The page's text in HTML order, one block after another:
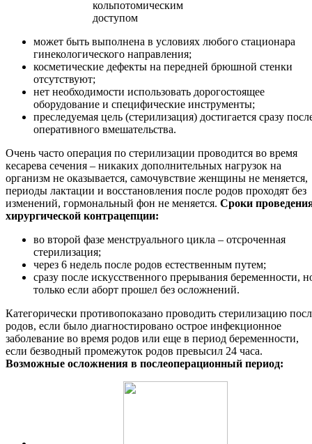
может быть выполнена в условиях любого стационара
гинекологического направления;
косметические дефекты на передней брюшной стенки
отсутствуют;
нет необходимости использовать дорогостоящее
оборудование и специфические инструменты;
преследуемая цель (стерилизация) достигается сразу
оперативного вмешательства.
Очень часто операция по стерилизации проводится во время
кесарева сечения – никаких дополнительных нагрузок на
организм не оказывается, самочувствие женщины не меняется,
периоды лактации и восстановления после родов проходят без
изменений, гормональный фон не меняется. Сроки
хирургической контрацепции:
во второй фазе менструального цикла – отсроченная
стерилизация;
через 6 недель после родов естественным путем;
сразу после искусственного прерывания беременности,
только если аборт прошел без осложнений.
Категорически противопоказано проводить стерилизацию
родов, если было диагностировано острое инфекционное
заболевание во время родов или еще в период беременности,
если безводный промежуток родов превысил 24 часа.
Возможные осложнения в послеоперационный период: